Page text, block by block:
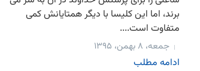
برند، اما این کلیسا با دیگر همتایانش کمی
متفاوت است....
جمعه، ۸ بهمن، ۱۳۹۵
ادامه مطلب